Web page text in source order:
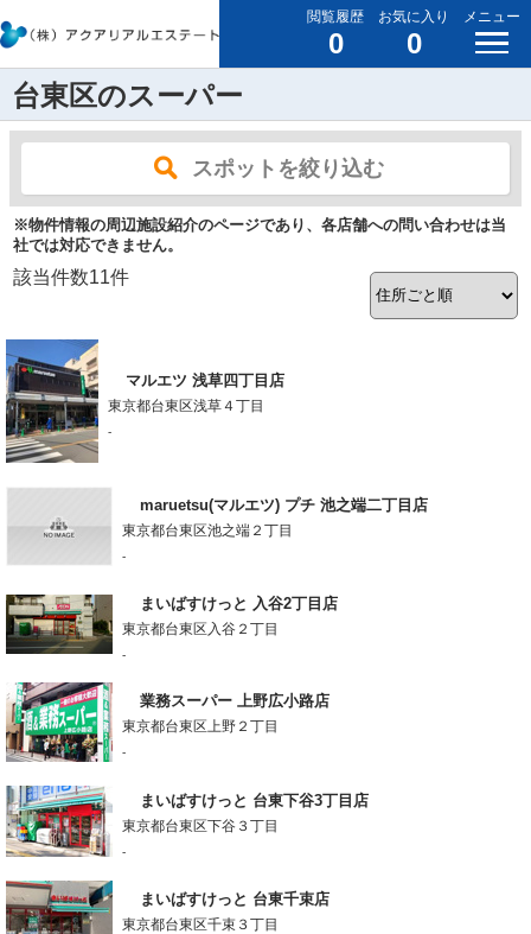
閲覧履歴
0
お気に入り
0
メニュー
台東区のスーパー
スポットを絞り込む
※物件情報の周辺施設紹介のページであり、各店舗への問い合わせは当
社では対応できません。
該当件数11件
マルエツ 浅草四丁目店
東京都台東区浅草４丁目
-
maruetsu(マルエツ) プチ 池之端二丁目店
東京都台東区池之端２丁目
-
まいばすけっと 入谷2丁目店
東京都台東区入谷２丁目
-
業務スーパー 上野広小路店
東京都台東区上野２丁目
-
まいばすけっと 台東下谷3丁目店
東京都台東区下谷３丁目
-
まいばすけっと 台東千束店
東京都台東区千束３丁目